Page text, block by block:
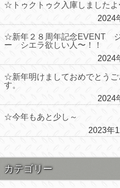
☆トゥクトゥク入庫しましたよ
2024
☆新年２８周年記念EVENT
ー シエラ欲しい人〜！！
2024
☆新年明けましておめでとうご
す。
2024
☆今年もあと少し～
2023年
カテゴリー